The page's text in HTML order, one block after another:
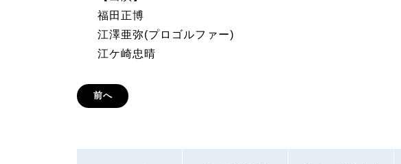
福田正博
江澤亜弥(プロゴルファー)
江ケ崎忠晴
前へ